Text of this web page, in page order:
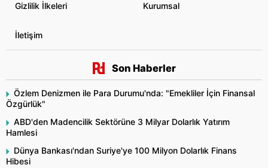
Gizlilik İlkeleri Kurumsal
İletişim
Son Haberler
Özlem Denizmen ile Para Durumu'nda: "Emekliler İçin Finansal
Özgürlük"
ABD'den Madencilik Sektörüne 3 Milyar Dolarlık Yatırım
Hamlesi
Dünya Bankası'ndan Suriye'ye 100 Milyon Dolarlık Finans
Hibesi